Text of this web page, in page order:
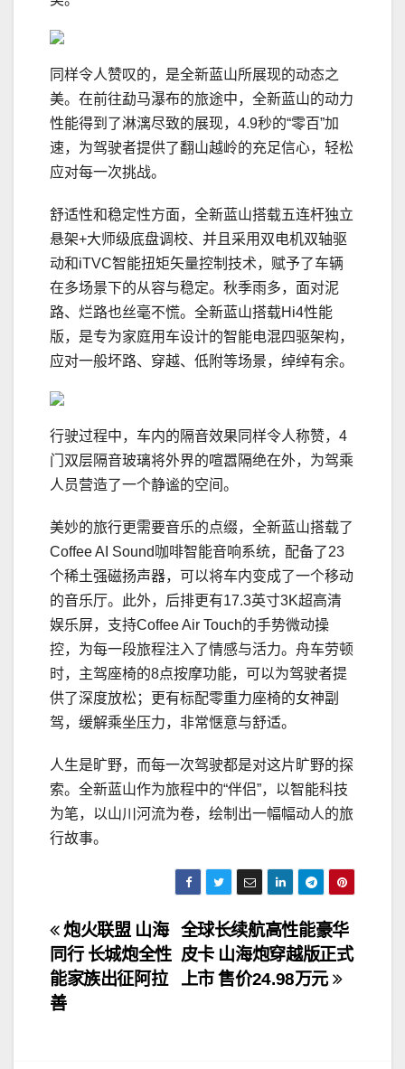
同样令人赞叹的，是全新蓝山所展现的动态之
美。在前往勐马瀑布的旅途中，全新蓝山的动力
性能得到了淋漓尽致的展现，4.9秒的“零百”加
速，为驾驶者提供了翻山越岭的充足信心，轻松
应对每一次挑战。
舒适性和稳定性方面，全新蓝山搭载五连杆独立
悬架+大师级底盘调校、并且采用双电机双轴驱
动和iTVC智能扭矩矢量控制技术，赋予了车辆
在多场景下的从容与稳定。秋季雨多，面对泥
路、烂路也丝毫不慌。全新蓝山搭载Hi4性能
版，是专为家庭用车设计的智能电混四驱架构，
应对一般坏路、穿越、低附等场景，绰绰有余。
行驶过程中，车内的隔音效果同样令人称赞，4
门双层隔音玻璃将外界的喧嚣隔绝在外，为驾乘
人员营造了一个静谧的空间。
美妙的旅行更需要音乐的点缀，全新蓝山搭载了
Coffee AI Sound咖啡智能音响系统，配备了23
个稀土强磁扬声器，可以将车内变成了一个移动
的音乐厅。此外，后排更有17.3英寸3K超高清
娱乐屏，支持Coffee Air Touch的手势微动操
控，为每一段旅程注入了情感与活力。舟车劳顿
时，主驾座椅的8点按摩功能，可以为驾驶者提
供了深度放松；更有标配零重力座椅的女神副
驾，缓解乘坐压力，非常惬意与舒适。
人生是旷野，而每一次驾驶都是对这片旷野的探
索。全新蓝山作为旅程中的“伴侣”，以智能科技
为笔，以山川河流为卷，绘制出一幅幅动人的旅
行故事。
文
章
导
全球长续航高性能豪华
皮卡 山海炮穿越版正式
上市 售价24.98万元
炮火联盟 山海
同行 长城炮全性
能家族出征阿拉
善